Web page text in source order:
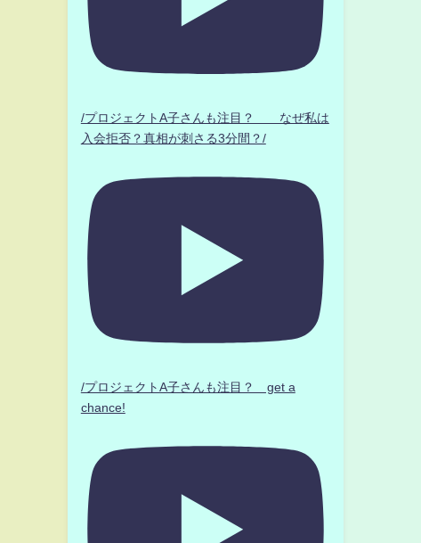
/プロジェクトA子さんも注目？ なぜ私は
入会拒否？真相が刺さる3分間？/
/プロジェクトA子さんも注目？ get a
chance!